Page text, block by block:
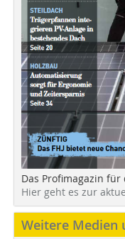
Das Profimagazin
Hier geht es zur
Weitere Medien